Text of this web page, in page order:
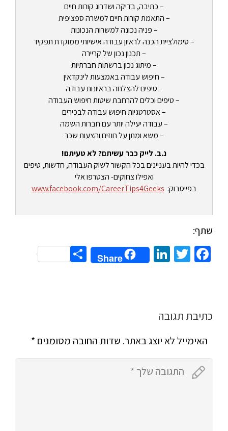
– כתיבה, בדיקה ושדרוג קורות חיים
– התאמת קורות חיים למשרה ספציפית
– פניה נכונה למשרות הנכונות
– סימולציית הכנה לראיון עבודה אישיותי ממוקדת תפקיד
– תכנון נכון של קריירה
– מיתוג נכון ברשתות חברתיות
– חיפוש עבודה באמצעות לינקדאין
– טיפים להצלחה בראיונות עבודה
– טיפים וכלים להרחבת שיטות חיפוש העבודה
– אסטרטגיות חיפוש עבודה לבכירים
– עבודה יעילה יותר עם חברות השמה
– משא ומתן על חוזים והצעות שכר
נ.ב. לייק כבר עשיתם? לא טעיתם!
בכדי להיות בעניינים בכל הקשור לשוק העבודה, חדשות, טיפים
ואפילו צחוקים- הצטרפו אלי
בפייסבוק: www.facebook.com/CareerTips4Geeks
שתף:
Facebook
Twitter
LinkedIn
Share
Share
כתיבת תגובה
האימייל לא יוצג באתר. שדות החובה מסומנים *